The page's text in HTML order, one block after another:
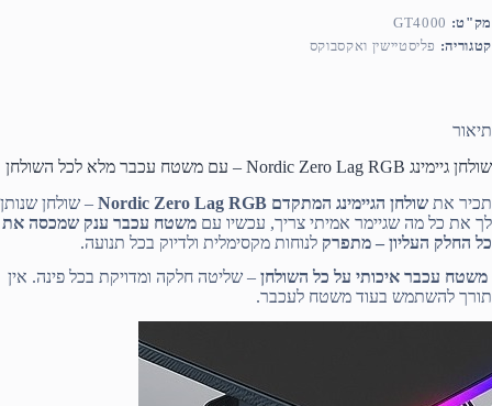
מק"ט: GT4000
קטגוריה: פליסטיישין ואקסבוקס
תיאור
שולחן גיימינג Nordic Zero Lag RGB – עם משטח עכבר מלא לכל השולחן
תכיר את שולחן הגיימינג המתקדם Nordic Zero Lag RGB
– שולחן שנותן
לך את כל מה שגיימר אמיתי צריך, עכשיו עם משטח עכבר ענק שמכסה את
כל החלק העליון – מתפרק לנוחות מקסימלית ולדיוק בכל תנועה.
משטח עכבר איכותי על כל השולחן – שליטה חלקה ומדויקת בכל פינה. אין
תורך להשתמש בעוד משטח לעכבר.